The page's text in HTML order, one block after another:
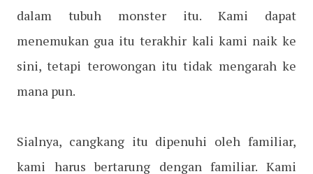
dalam tubuh monster itu. Kami dapat
menemukan gua itu terakhir kali kami naik ke
sini, tetapi terowongan itu tidak mengarah ke
mana pun.
Sialnya, cangkang itu dipenuhi oleh familiar,
kami harus bertarung dengan familiar. Kami